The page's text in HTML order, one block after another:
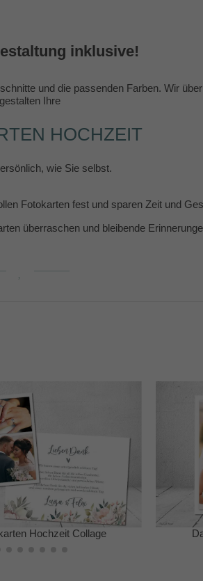
inklusive!
und die passenden Farben. Wir
Ihre
HOCHZEIT
wie Sie selbst.
Fotokarten fest und sparen Zeit und
überraschen und bleibende
Danksagungskarten Hochzeit Collage